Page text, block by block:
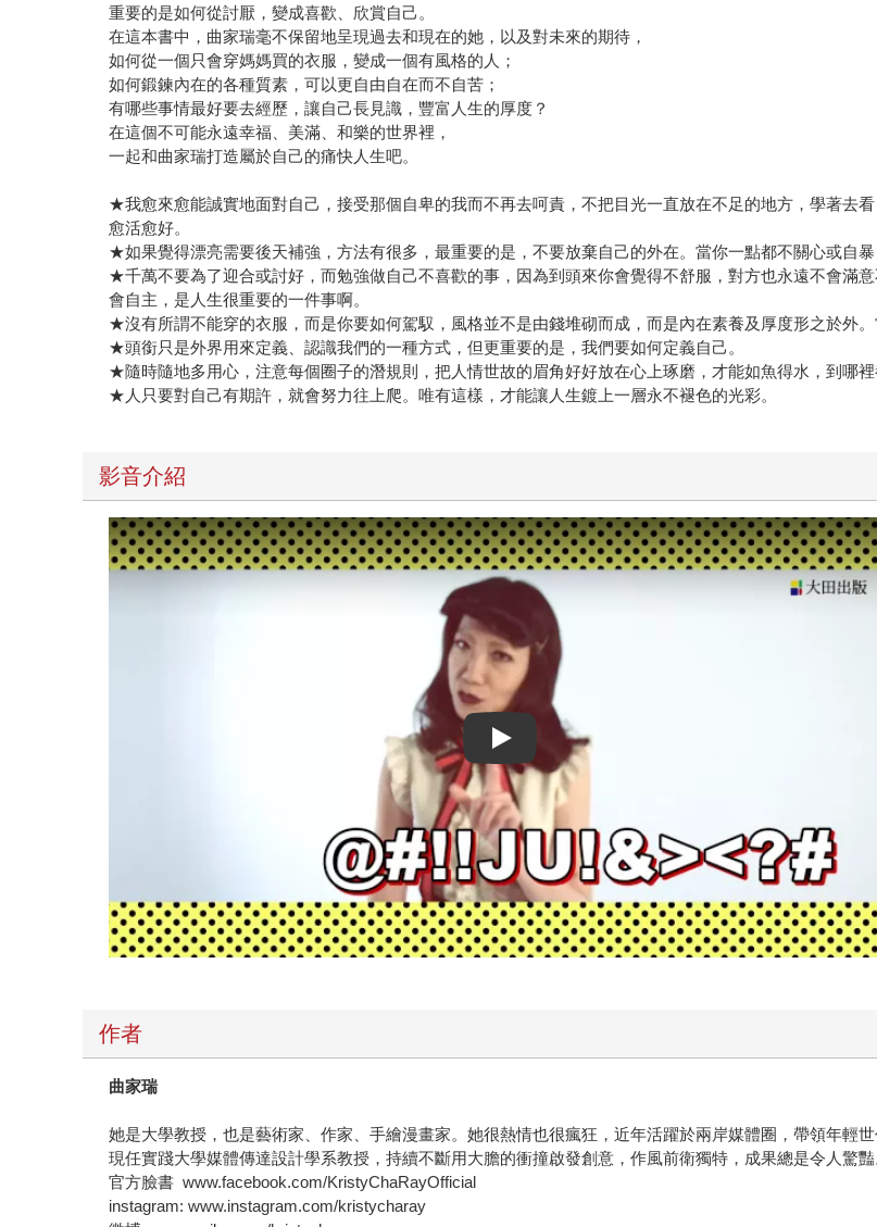
重要的是如何從討厭，變成喜歡、欣賞自己。
在這本書中，曲家瑞毫不保留地呈現過去和現在的她，以及對未來的期待，
如何從一個只會穿媽媽買的衣服，變成一個有風格的人；
如何鍛鍊內在的各種質素，可以更自由自在而不自苦；
有哪些事情最好要去經歷，讓自己長見識，豐富人生的厚度？
在這個不可能永遠幸福、美滿、和樂的世界裡，
一起和曲家瑞打造屬於自己的痛快人生吧。
★我愈來愈能誠實地面對自己，接受那個自卑的我而不再去呵責，不把目光一直放在不足的地方，學著去
愈活愈好。
★如果覺得漂亮需要後天補強，方法有很多，最重要的是，不要放棄自己的外在。當你一點都不關心或自暴
★千萬不要為了迎合或討好，而勉強做自己不喜歡的事，因為到頭來你會覺得不舒服，對方也永遠不會滿
會自主，是人生很重要的一件事啊。
★沒有所謂不能穿的衣服，而是你要如何駕馭，風格並不是由錢堆砌而成，而是內在素養及厚度形之於外
★頭銜只是外界用來定義、認識我們的一種方式，但更重要的是，我們要如何定義自己。
★隨時隨地多用心，注意每個圈子的潛規則，把人情世故的眉角好好放在心上琢磨，才能如魚得水，到哪裡
★人只要對自己有期許，就會努力往上爬。唯有這樣，才能讓人生鍍上一層永不褪色的光彩。
影音介紹
Play video
作者
曲家瑞
她是大學教授，也是藝術家、作家、手繪漫畫家。她很熱情也很瘋狂，近年活躍於兩岸媒體圈，帶領年輕世
現任實踐大學媒體傳達設計學系教授，持續不斷用大膽的衝撞啟發創意，作風前衛獨特，成果總是令人驚豔
官方臉書 www.facebook.com/KristyChaRayOfficial
instagram: www.instagram.com/kristycharay